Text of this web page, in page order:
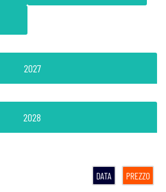
DATA PREZZO
2027
2028